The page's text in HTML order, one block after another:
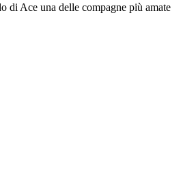
di Ace una delle compagne più amate